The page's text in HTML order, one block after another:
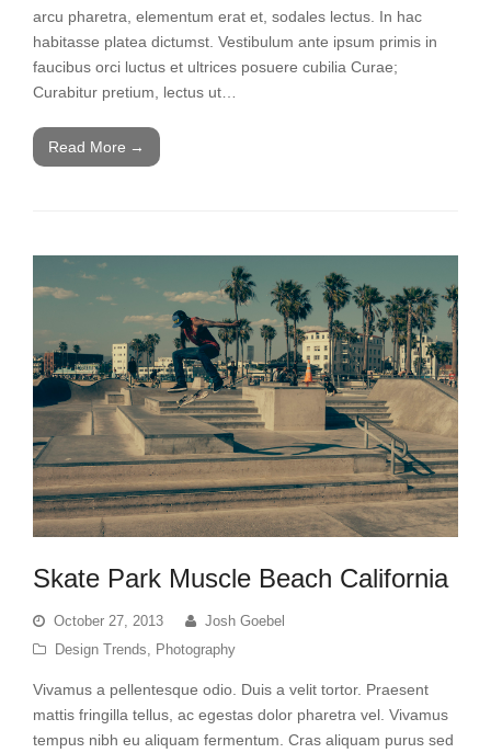
arcu pharetra, elementum erat et, sodales lectus. In hac
habitasse platea dictumst. Vestibulum ante ipsum primis in
faucibus orci luctus et ultrices posuere cubilia Curae;
Curabitur pretium, lectus ut…
Read More →
Skate Park Muscle Beach California
October 27, 2013
Josh Goebel
Design Trends
Photography
Vivamus a pellentesque odio. Duis a velit tortor. Praesent
mattis fringilla tellus, ac egestas dolor pharetra vel. Vivamus
tempus nibh eu aliquam fermentum. Cras aliquam purus sed